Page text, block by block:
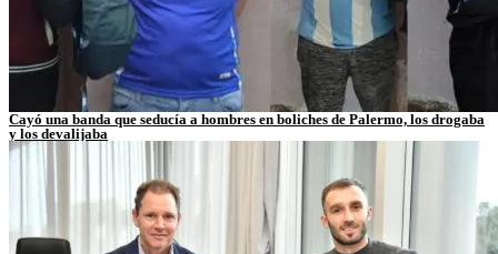
Cayó una banda que seducía a hombres en boliches de Palermo, los drogaba
y los devalijaba